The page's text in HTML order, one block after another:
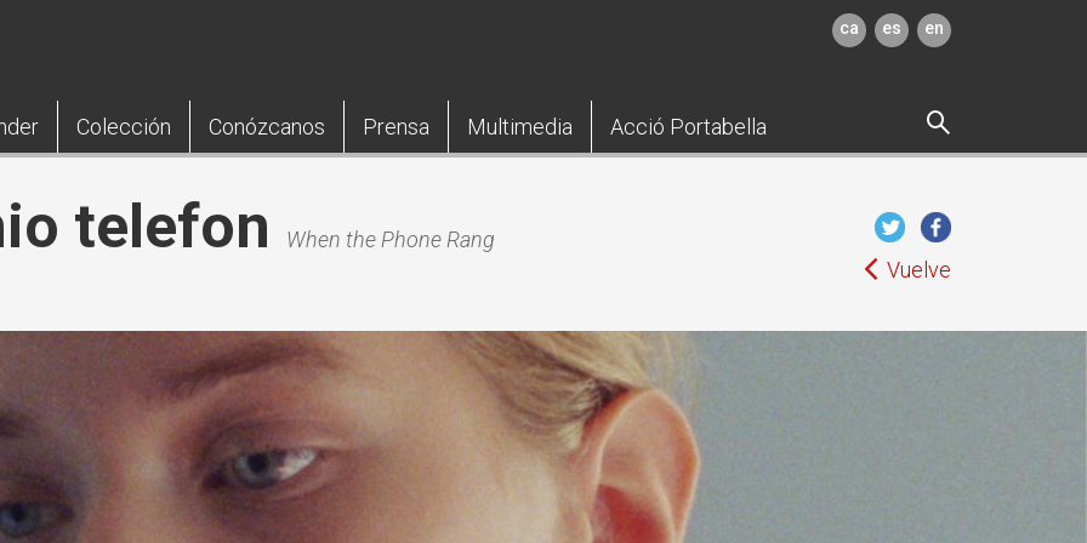
ca es en
Colección Conózcanos Prensa Multimedia Acció Portabella
telefon
When the Phone Rang
Vuelve